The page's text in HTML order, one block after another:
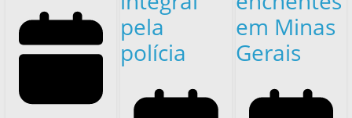
pela
polícia
em Minas
Gerais